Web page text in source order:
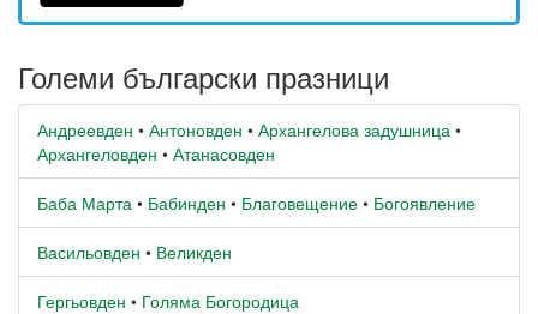
Големи български празници
Андреевден • Антоновден • Архангелова задушница •
Архангеловден • Атанасовден
Баба Марта • Бабинден • Благовещение • Богоявление
Васильовден • Великден
Гергьовден • Голяма Богородица